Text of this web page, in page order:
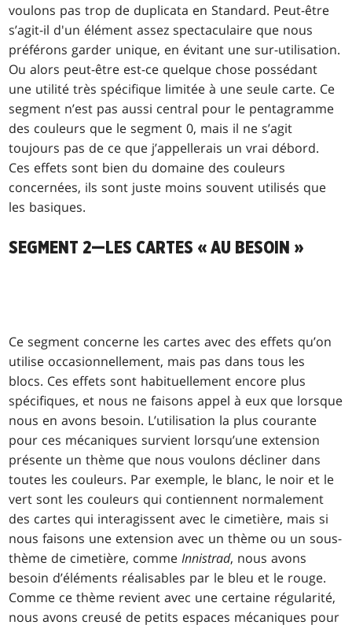
voulons pas trop de duplicata en Standard. Peut-être
s’agit-il d'un élément assez spectaculaire que nous
préférons garder unique, en évitant une sur-utilisation.
Ou alors peut-être est-ce quelque chose possédant
une utilité très spécifique limitée à une seule carte. Ce
segment n’est pas aussi central pour le pentagramme
des couleurs que le segment 0, mais il ne s’agit
toujours pas de ce que j’appellerais un vrai débord.
Ces effets sont bien du domaine des couleurs
concernées, ils sont juste moins souvent utilisés que
les basiques.
SEGMENT 2—LES CARTES « AU BESOIN »
Ce segment concerne les cartes avec des effets qu’on
utilise occasionnellement, mais pas dans tous les
blocs. Ces effets sont habituellement encore plus
spécifiques, et nous ne faisons appel à eux que lorsque
nous en avons besoin. L’utilisation la plus courante
pour ces mécaniques survient lorsqu’une extension
présente un thème que nous voulons décliner dans
toutes les couleurs. Par exemple, le blanc, le noir et le
vert sont les couleurs qui contiennent normalement
des cartes qui interagissent avec le cimetière, mais si
nous faisons une extension avec un thème ou un sous-
thème de cimetière, commeInnistrad, nous avons
besoin d’éléments réalisables par le bleu et le rouge.
Comme ce thème revient avec une certaine régularité,
nous avons creusé de petits espaces mécaniques pour